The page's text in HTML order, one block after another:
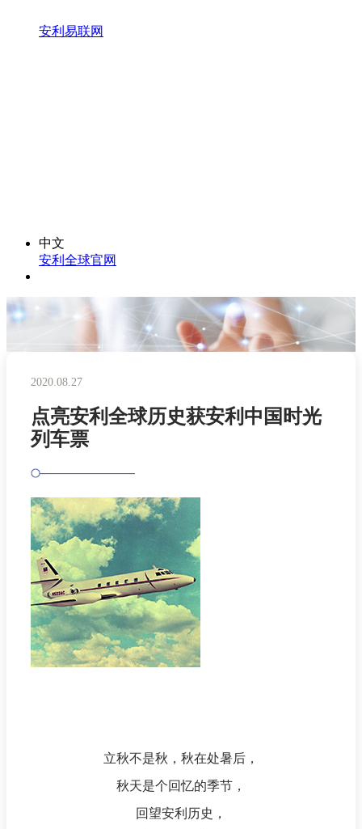
安利易联网
中文
安利全球官网
2020.08.27
点亮安利全球历史获安利中国时光
列车票
立秋不是秋，秋在处暑后，
秋天是个回忆的季节，
回望安利历史，